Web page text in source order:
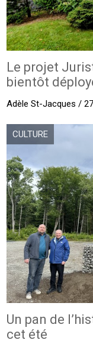
Le projet
bientôt
Adèle St-Jacques /
CULTURE
Un pan de
cet été